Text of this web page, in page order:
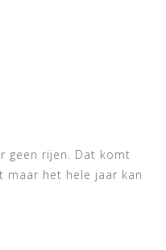
geen rijen. Dat komt
het hele jaar kan